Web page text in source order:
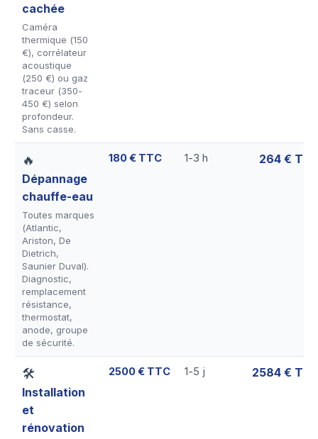
cachée
Caméra
thermique (150
€), corrélateur
acoustique
(250 €) ou gaz
traceur (350-
450 €) selon
profondeur.
Sans casse.
🔥
Dépannage
chauffe-eau
Toutes marques
(Atlantic,
Ariston, De
Dietrich,
Saunier Duval).
Diagnostic,
remplacement
résistance,
thermostat,
anode, groupe
de sécurité.
180 € TTC 1-3 h 264 €
🛠
Installation
et
rénovation
2500 € TTC 1-5 j 2584 €